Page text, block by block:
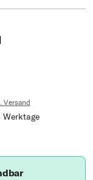
Versand
Werktage